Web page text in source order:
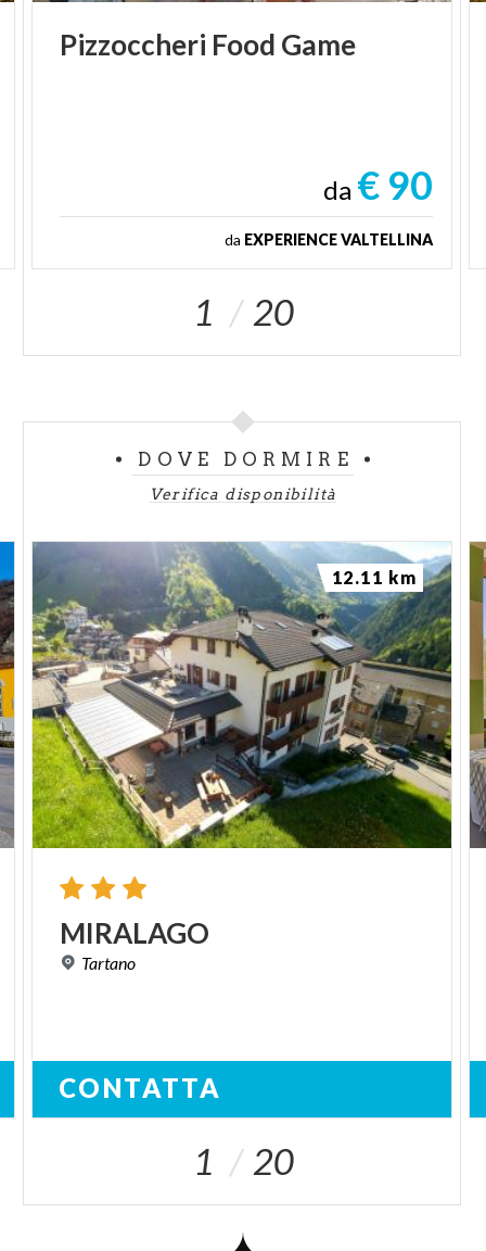
Pizzoccheri Food Game
da € 90
da EXPERIENCE VALTELLINA
1 20
DOVE DORMIRE
Verifica disponibilità
MIRALAGO
Tartano
CONTATTA
12.11 km
1 20